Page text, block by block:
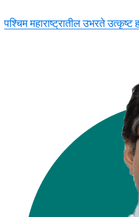
पश्चिम महाराष्ट्रातील उभरते उत्कृष्ट